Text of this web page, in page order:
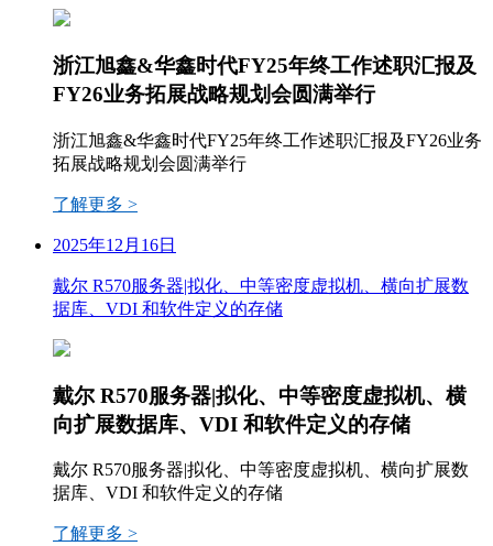
浙江旭鑫&华鑫时代FY25年终工作述职汇报及
FY26业务拓展战略规划会圆满举行
浙江旭鑫&华鑫时代FY25年终工作述职汇报及FY26业务
拓展战略规划会圆满举行
了解更多 >
2025年12月16日
戴尔 R570服务器|拟化、中等密度虚拟机、横向扩展数
据库、VDI 和软件定义的存储
戴尔 R570服务器|拟化、中等密度虚拟机、横
向扩展数据库、VDI 和软件定义的存储
戴尔 R570服务器|拟化、中等密度虚拟机、横向扩展数
据库、VDI 和软件定义的存储
了解更多 >